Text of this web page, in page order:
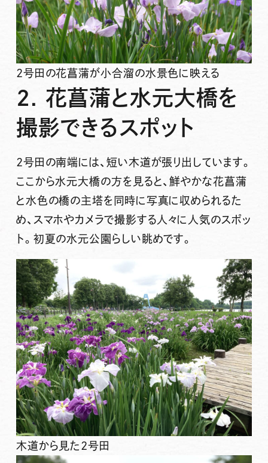
2号田の花菖蒲が小合溜の水景色に映える
2. 花菖蒲と水元大橋を
撮影できるスポット
2号田の南端には、短い木道が張り出しています。
ここから水元大橋の方を見ると、鮮やかな花菖蒲
と水色の橋の主塔を同時に写真に収められるた
め、スマホやカメラで撮影する人々に人気のスポッ
ト。初夏の水元公園らしい眺めです。
木道から見た2号田